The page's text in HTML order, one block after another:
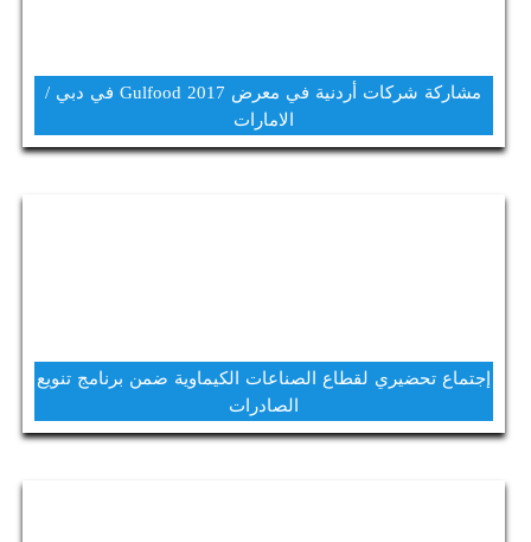
مشاركة شركات أردنية في معرض Gulfood 2017 في دبي /
الامارات
إجتماع تحضيري لقطاع الصناعات الكيماوية ضمن برنامج تنويع
الصادرات